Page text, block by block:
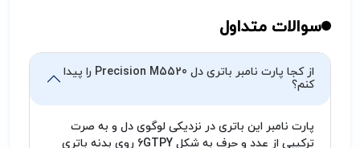
متخصص مربوطه مراجعه فرمایید. (تیم پارتوفیکس
سوالات متداول
از کجا پارت نامبر باتری دل Precision M5520 را پیدا
کنم؟
پارت نامبر این باتری در نزدیکی لوگوی دل و به صرت
ترکیبی از عدد و حرف به شکل 6GTPY روی بدنه باتری